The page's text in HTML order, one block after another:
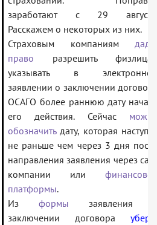
заработают с 29
Расскажем о некоторых из них.
Страховым компаниям
право разрешить
указывать в
заявлении о заключении
ОСАГО более раннюю дату
его действия. Сейчас
обозначитьдату, которая
не раньше чем через 3 дня
направления заявления через
компании или
платформы.
Из формы заявления
заключении договора